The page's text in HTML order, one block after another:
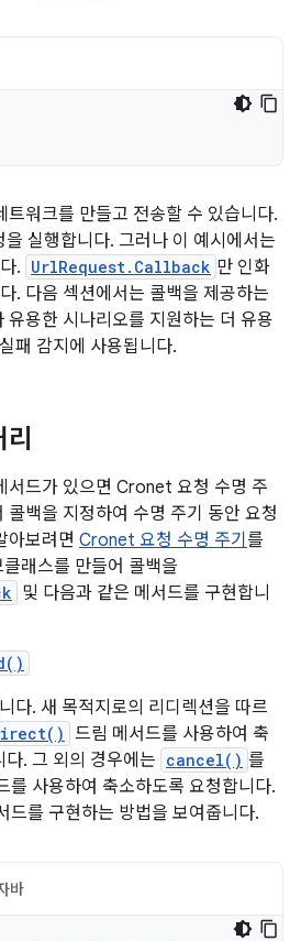
트워크를 만들고 전송할 수 있습니다.
실행합니다. 그러나 이 예시에서는
. UrlRequest.Callback 만 인화
. 다음 섹션에서는 콜백을 제공하는
유용한 시나리오를 지원하는 더 유용
패 감지에 사용됩니다.
서드가 있으면 Cronet 요청 수명 주
콜백을 지정하여 수명 주기 동안 요청
아보려면 Cronet 요청 수명 주기 를
래스를 만들어 콜백을
및 다음과 같은 메서드를 구현합니
다. 새 목적지로의 리디렉션을 따르
드림 메서드를 사용하여 축
. 그 외의 경우에는 cancel() 를
를 사용하여 축소하도록 요청합니다.
드를 구현하는 방법을 보여줍니다.
바